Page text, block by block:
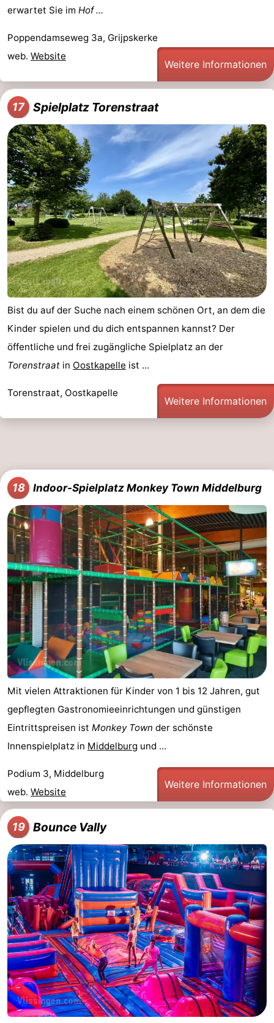
erwartet Sie im Hof ...
Poppendamseweg 3a, Grijpskerke
web. Website
Weitere Informationen
17 Spielplatz Torenstraat
Bist du auf der Suche nach einem schönen Ort, an dem die
Kinder spielen und du dich entspannen kannst? Der
öffentliche und frei zugängliche Spielplatz an der
Torenstraat in Oostkapelle ist ...
Torenstraat, Oostkapelle
Weitere Informationen
18 Indoor-Spielplatz Monkey Town Middelburg
Mit vielen Attraktionen für Kinder von 1 bis 12 Jahren, gut
gepflegten Gastronomieeinrichtungen und günstigen
Eintrittspreisen ist Monkey Town der schönste
Innenspielplatz in Middelburg und ...
Podium 3, Middelburg
web. Website
Weitere Informationen
19 Bounce Vally